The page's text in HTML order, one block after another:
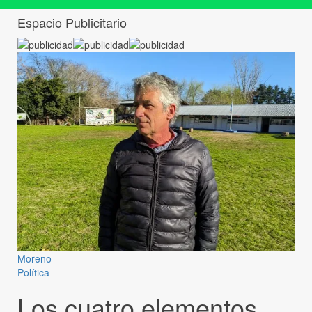
Espacio Publicitario
Moreno
Política